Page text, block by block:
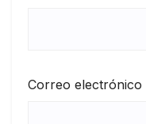
Correo electrónico